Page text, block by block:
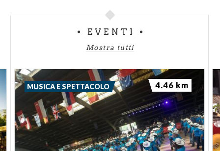
EVENTI
Mostra tutti
MUSICA E SPETTACOLO 4.46 km